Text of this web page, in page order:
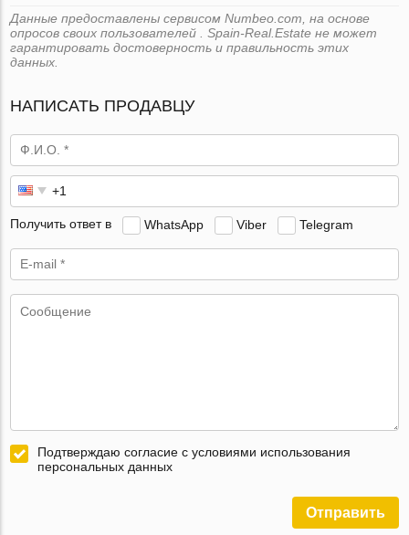
Данные предоставлены сервисом Numbeo.com, на основе
опросов своих пользователей . Spain-Real.Estate не может
гарантировать достоверность и правильность этих
данных.
НАПИСАТЬ ПРОДАВЦУ
Получить ответ в WhatsApp Viber Telegram
Подтверждаю согласие с условиями использования
персональных данных
Отправить